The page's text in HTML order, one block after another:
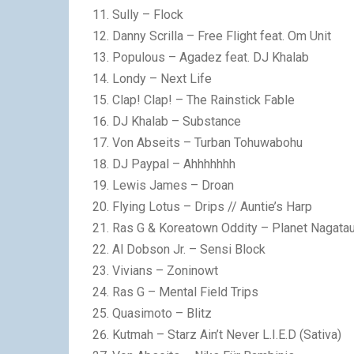
Sully – Flock
Danny Scrilla – Free Flight feat. Om Unit
Populous – Agadez feat. DJ Khalab
Londy – Next Life
Clap! Clap! – The Rainstick Fable
DJ Khalab – Substance
Von Abseits – Turban Tohuwabohu
DJ Paypal – Ahhhhhhh
Lewis James – Droan
Flying Lotus – Drips // Auntie’s Harp
Ras G & Koreatown Oddity – Planet
Al Dobson Jr. – Sensi Block
Vivians – Zoninowt
Ras G – Mental Field Trips
Quasimoto – Blitz
Kutmah – Starz Ain’t Never L.I.E.D (Sativa)